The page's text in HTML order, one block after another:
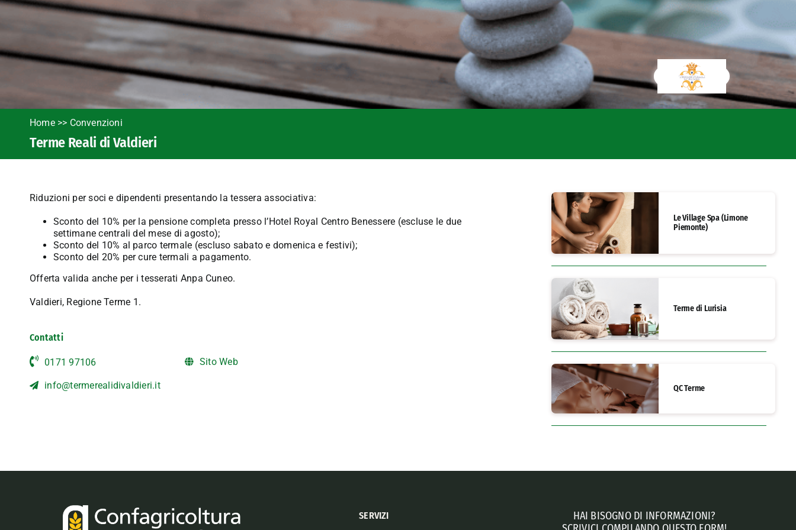
Home>> Convenzioni
Terme Reali di Valdieri
Riduzioni per soci e dipendenti presentando la tessera associativa:
Sconto del 10% per la pensione completa presso l’Hotel Royal Centro Benessere (escluse le due
settimane centrali del mese di agosto);
Sconto del 10% al parco termale (escluso sabato e domenica e festivi);
Sconto del 20% per cure termali a pagamento.
Offerta valida anche per i tesserati Anpa Cuneo.
Valdieri, Regione Terme 1.
Contatti
0171 97106 Sito Web
info@termerealidivaldieri.it
Le Village Spa (Limone
Piemonte)
Terme di Lurisia
QC Terme
SERVIZI
HAI BISOGNO DI INFORMAZIONI?